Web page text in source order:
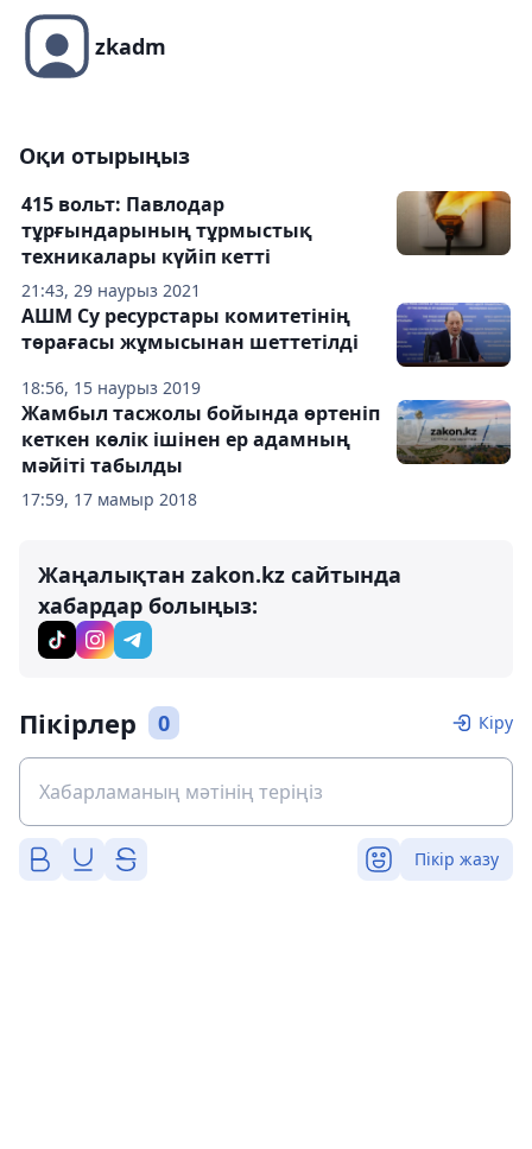
zkadm
Оқи отырыңыз
21:43, 29 наурыз 2021
415 вольт: Павлодар
тұрғындарының тұрмыстық
техникалары күйіп кетті
18:56, 15 наурыз 2019
АШМ Су ресурстары комитетінің
төрағасы жұмысынан шеттетілді
17:59, 17 мамыр 2018
Жамбыл тасжолы бойында өртеніп
кеткен көлік ішінен ер адамның
мәйіті табылды
Жаңалықтан zakon.kz сайтында
хабардар болыңыз:
Пікірлер 0 Кіру
Пікір жазу